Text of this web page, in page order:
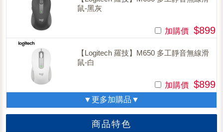
鼠-黑灰
加購價 $899
【Logitech 羅技】M650 多工靜音無線滑
鼠-白
加購價 $899
▼更多加購品▼
商品特色